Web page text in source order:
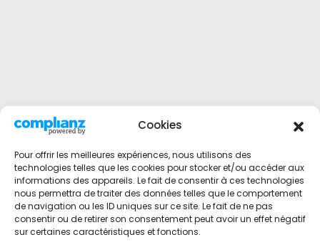
Cookies
Pour offrir les meilleures expériences, nous utilisons des
technologies telles que les cookies pour stocker et/ou accéder aux
informations des appareils. Le fait de consentir à ces technologies
nous permettra de traiter des données telles que le comportement
de navigation ou les ID uniques sur ce site. Le fait de ne pas
consentir ou de retirer son consentement peut avoir un effet négatif
sur certaines caractéristiques et fonctions.